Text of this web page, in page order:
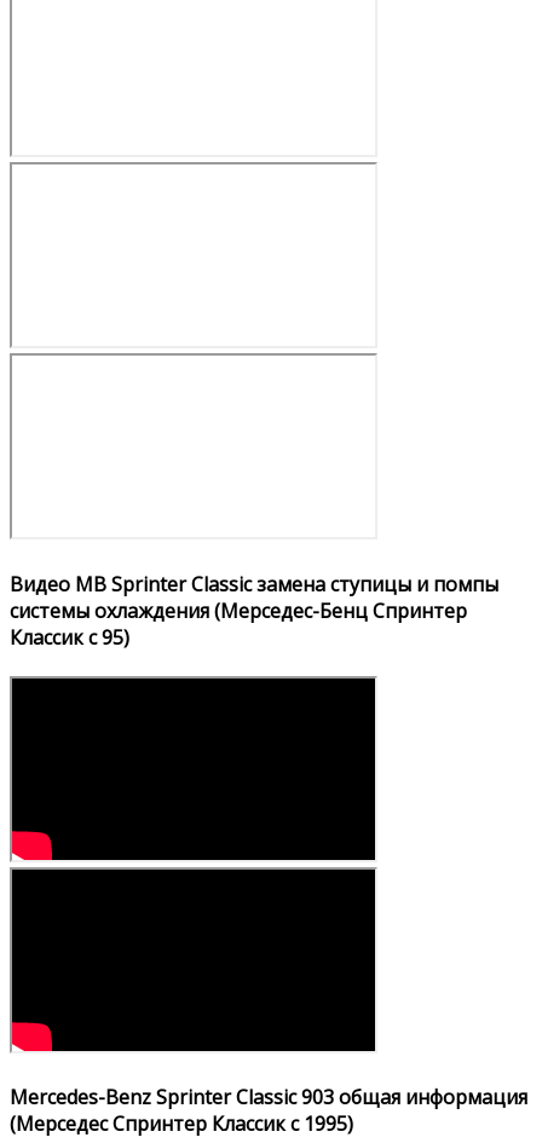
Видео MB Sprinter Classic замена ступицы и помпы
системы охлаждения (Мерседес-Бенц Спринтер
Классик с 95)
Mercedes-Benz Sprinter Classic 903 общая информация
(Мерседес Спринтер Классик с 1995)